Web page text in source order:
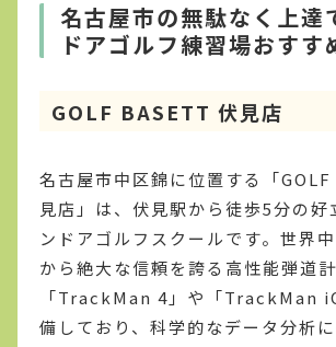
名古屋市の無駄なく上達
ドアゴルフ練習場おすす
GOLF BASETT 伏見店
名古屋市中区錦に位置する「
見店」は、伏見駅から徒歩5分の好
ンドアゴルフスクールです。世界
から絶大な信頼を誇る高性能弾道
「TrackMan 4」や「TrackMan
備しており、科学的なデータ分析